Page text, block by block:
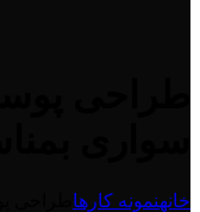
خانهنمونه کارها